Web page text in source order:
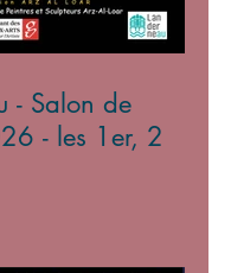
- Salon de
- les 1er, 2